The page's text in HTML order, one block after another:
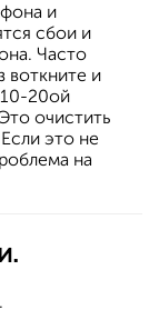
и
сбои и
Часто
воткните и
20ой
очистить
это не
на